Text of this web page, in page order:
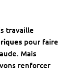
travaille
pour faire
Mais
renforcer